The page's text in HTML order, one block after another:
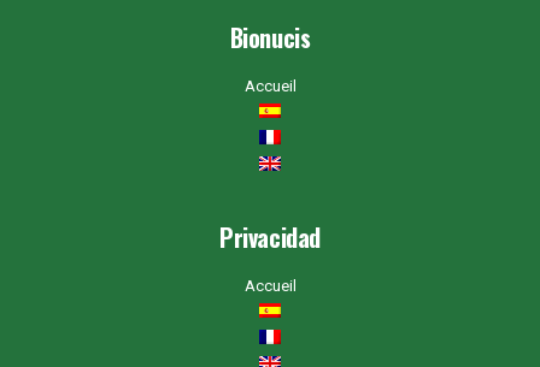
Bionucis
Accueil
Privacidad
Accueil